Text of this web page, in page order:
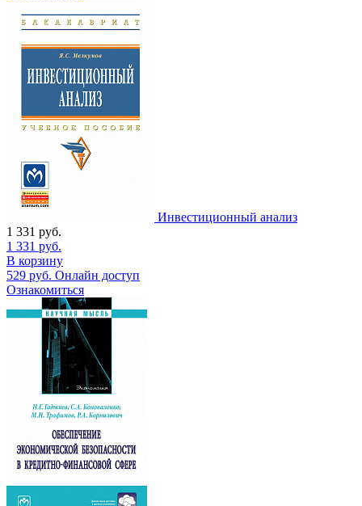
Инвестиционный анализ
1 331 руб.
1 331 руб.
В корзину
529 руб. Онлайн доступ
Ознакомиться